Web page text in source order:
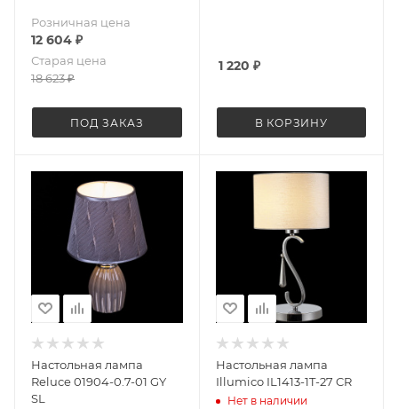
Розничная цена
12 604 ₽
Старая цена
18 623₽
ПОД ЗАКАЗ
1 220 ₽
В КОРЗИНУ
Настольная лампа
Reluce 01904-0.7-01 GY
SL
Настольная лампа
Illumico IL1413-1T-27 CR
Нет в наличии